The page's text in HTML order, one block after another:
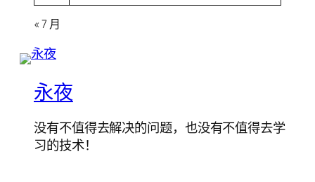
« 7 月
永夜
没有不值得去解决的问题，也没有不值得去学
习的技术！